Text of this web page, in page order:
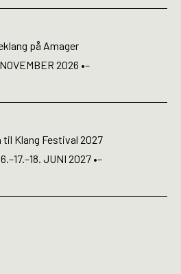
på Amager
2026 •–
til Klang Festival 2027
JUNI 2027 •–